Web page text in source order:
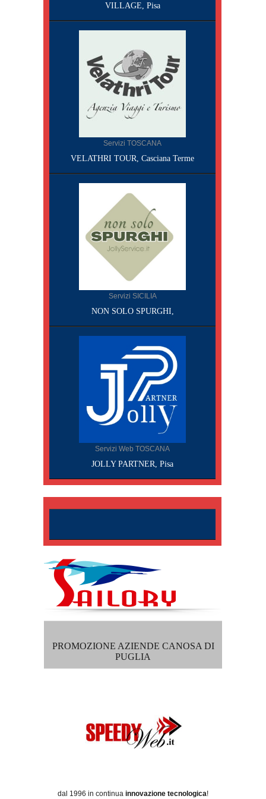
VILLAGE, Pisa
Servizi TOSCANA
VELATHRI TOUR, Casciana Terme
Servizi SICILIA
NON SOLO SPURGHI,
Servizi Web TOSCANA
JOLLY PARTNER, Pisa
PROMOZIONE AZIENDE CANOSA DI
PUGLIA
dal 1996 in continua innovazione tecnologica!